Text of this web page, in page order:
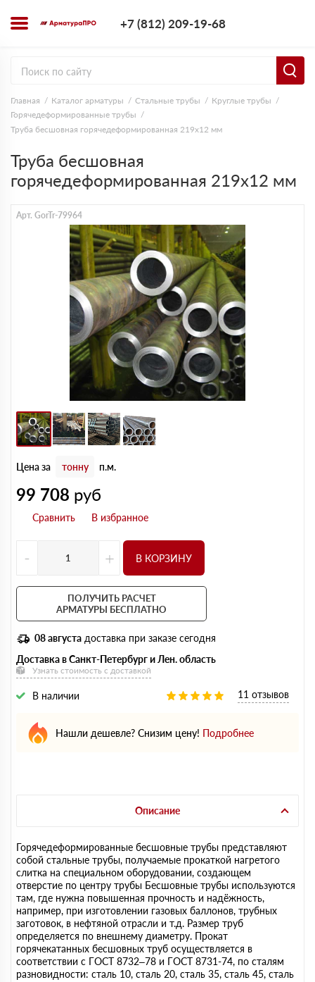
+7 (812) 209-19-68
Главная Каталог арматуры Стальные трубы
Круглые трубы
Горячедеформированные трубы
Труба бесшовная горячедеформированная 219х12 мм
Труба бесшовная
горячедеформированная 219х12 мм
Арт. GorTr-79964
Цена за тонну п.м.
99 708 руб
- + В КОРЗИНУ
ПОЛУЧИТЬ РАСЧЕТ
АРМАТУРЫ БЕСПЛАТНО
08 августа доставка при заказе сегодня
Доставка в Санкт-Петербург и Лен. область
Узнать стоимость с доставкой
В наличии 11 отзывов
Нашли дешевле? Снизим цену! Подробнее
Описание
Горячедеформированные бесшовные трубы представляют
собой стальные трубы, получаемые прокаткой нагретого
слитка на специальном оборудовании, создающем
отверстие по центру трубы Бесшовные трубы используются
там, где нужна повышенная прочность и надёжность,
например, при изготовлении газовых баллонов, трубных
заготовок, в нефтяной отрасли и т.д. Размер труб
определяется по внешнему диаметру. Прокат
горячекатанных бесшовных труб осуществляется в
соответствии с ГОСТ 8732–78 и ГОСТ 8731-74, по сталям
разновидности: сталь 10, сталь 20, сталь 35, сталь 45, сталь